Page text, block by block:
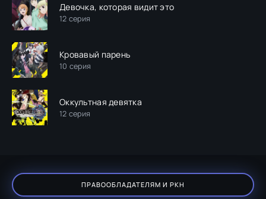
Девочка, которая видит это
12 серия
Кровавый парень
10 серия
Оккультная девятка
12 серия
ПРАВООБЛАДАТЕЛЯМ И РКН